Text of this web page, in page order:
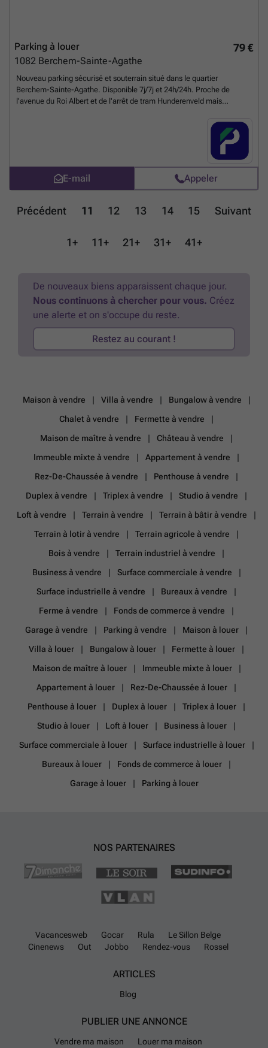
79 €
Parking à louer
1082 Berchem-Sainte-Agathe
Nouveau parking sécurisé et souterrain situé dans le quartier
Berchem-Sainte-Agathe. Disponible 7j/7j et 24h/24h. Proche de
l'avenue du Roi Albert et de l'arrêt de tram Hunderenveld mais
Egalement situé à 3 minutes à pieds de la gare Groot-Bijgaarden. Idéal
pour personne vivant ou travaillant dans les alentours. N'hésitez pas à
réserver votre place ! Vous pouvez réserver directement votre parking
sur le lien suivant : ### %20-%20sint-agatha-berchem/avenue-du-
hunderenveld-7-berchem-sainte-agathe-3026?
utm_source=ubiflow&utm_medium=referral&utm_campaign=parking
_listing&utm_content=beEn savoir plus ?
E-mail Appeler
Précédent 11 12 13 14 15 Suivant
1+ 11+ 21+ 31+ 41+
De nouveaux biens apparaissent chaque jour.
Nous continuons à chercher pour vous. Créez
une alerte et on s'occupe du reste.
Restez au courant !
Maison à vendre Villa à vendre
Bungalow à vendre
Chalet à vendre
Fermette à vendre
Maison de maître à vendre
Château à vendre
Immeuble mixte à vendre
Appartement à vendre
Rez-De-Chaussée à vendre
Penthouse à vendre
Duplex à vendre
Triplex à vendre
Studio à vendre
Loft à vendre
Terrain à vendre
Terrain à bâtir à vendre
Terrain à lotir à vendre
Terrain agricole à vendre
Bois à vendre
Terrain industriel à vendre
Business à vendre
Surface commerciale à vendre
Surface industrielle à vendre
Bureaux à vendre
Ferme à vendre
Fonds de commerce à vendre
Garage à vendre
Parking à vendre
Maison à louer
Villa à louer
Bungalow à louer
Fermette à louer
Maison de maître à louer
Immeuble mixte à louer
Appartement à louer
Rez-De-Chaussée à louer
Penthouse à louer
Duplex à louer
Triplex à louer
Studio à louer
Loft à louer
Business à louer
Surface commerciale à louer
Surface industrielle à louer
Bureaux à louer
Fonds de commerce à louer
Garage à louer
Parking à louer
NOS PARTENAIRES
Vacancesweb Gocar Rula
Le Sillon Belge
Cinenews
Out Jobbo Rendez-vous Rossel
ARTICLES
Blog
PUBLIER UNE ANNONCE
Vendre ma maison
Louer ma maison